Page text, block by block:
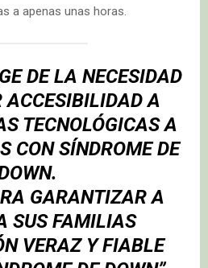
a apenas unas horas.
DE LA NECESIDAD
ACCESIBILIDAD A
TECNOLÓGICAS A
CON SÍNDROME DE
GARANTIZAR A
SUS FAMILIAS
VERAZ Y FIABLE